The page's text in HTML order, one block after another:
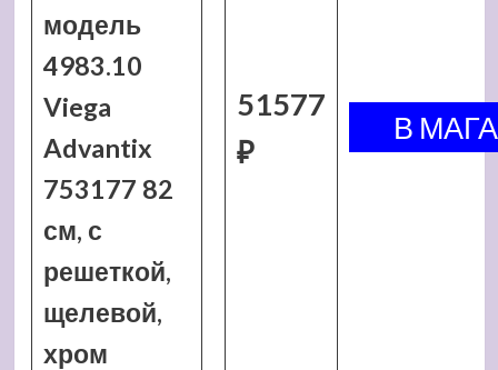
модель
4983.10
Viega
Advantix
753177 82
см, с
решеткой,
щелевой,
хром
51577
₽